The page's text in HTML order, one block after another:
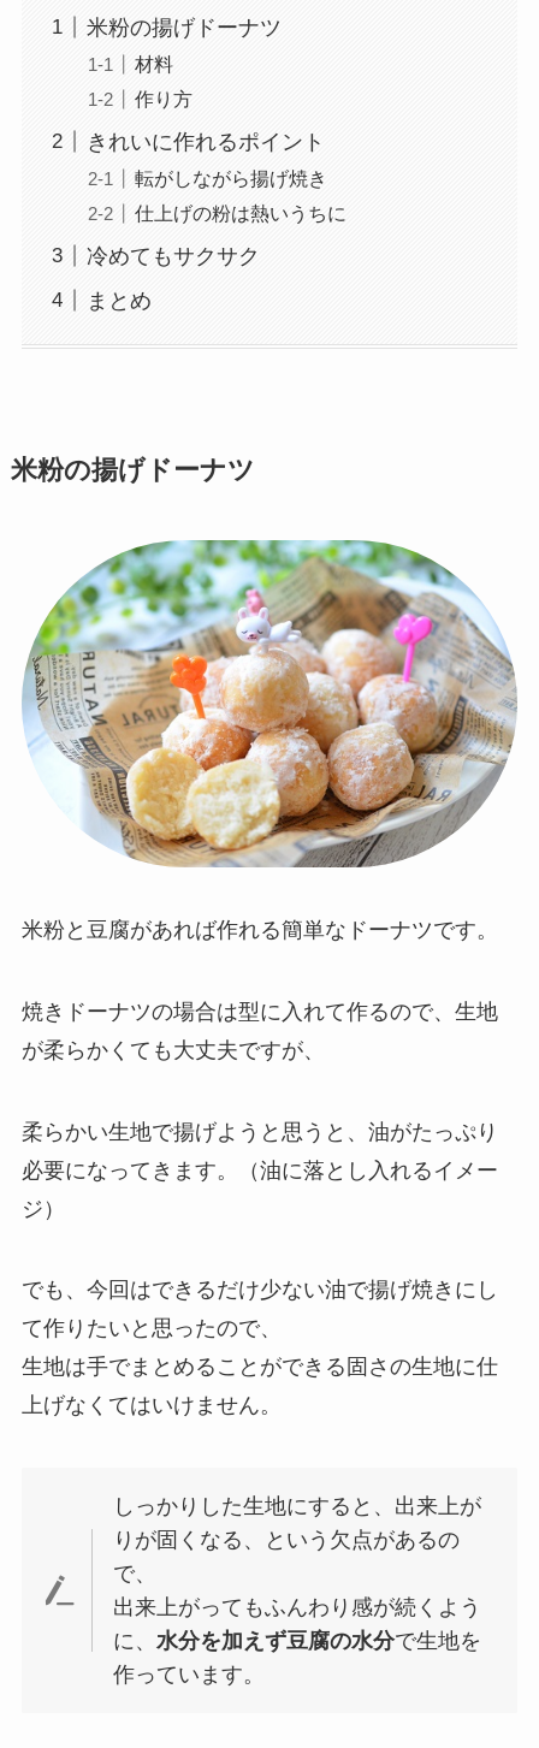
米粉の揚げドーナツ
材料
作り方
きれいに作れるポイント
転がしながら揚げ焼き
仕上げの粉は熱いうちに
冷めてもサクサク
まとめ
米粉の揚げドーナツ
米粉と豆腐があれば作れる簡単なドーナツです。
焼きドーナツの場合は型に入れて作るので、生地
が柔らかくても大丈夫ですが、
柔らかい生地で揚げようと思うと、油がたっぷり
必要になってきます。（油に落とし入れるイメー
ジ）
でも、今回はできるだけ少ない油で揚げ焼きにし
て作りたいと思ったので、
生地は手でまとめることができる固さの生地に仕
上げなくてはいけません。
しっかりした生地にすると、出来上が
りが固くなる、という欠点があるの
で、
出来上がってもふんわり感が続くよう
に、水分を加えず豆腐の水分で生地を
作っています。